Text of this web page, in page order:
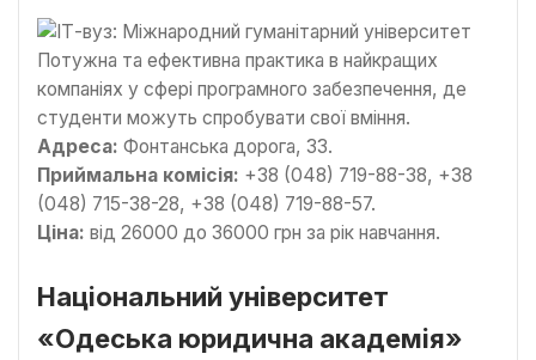
Потужна та ефективна практика в найкращих
компаніях у сфері програмного забезпечення, де
студенти можуть спробувати свої вміння.
Адреса: Фонтанська дорога, 33.
Приймальна комісія: +38 (048) 719-88-38, +38
(048) 715-38-28, +38 (048) 719-88-57.
Ціна: від 26000 до 36000 грн за рік навчання.
Національний університет
«Одеська юридична академія»